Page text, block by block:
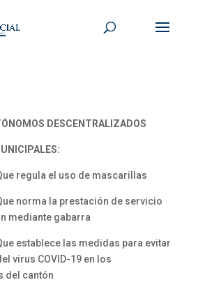
DESCENTRALIZADOS
regula el uso de mascarillas
norma la prestación de servicio
mediante gabarra
establece las medidas para evitar
virus COVID-19 en los
del cantón